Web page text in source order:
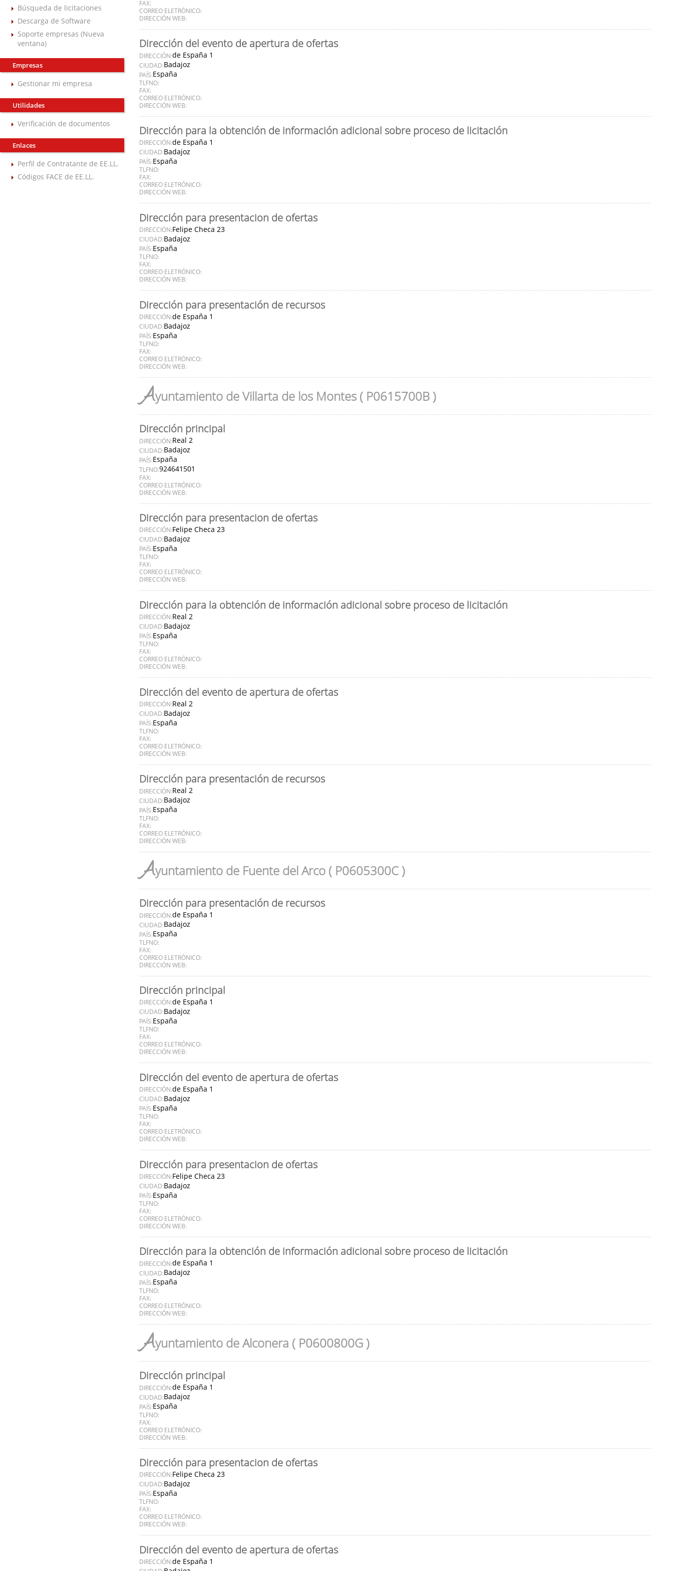
Búsqueda de licitaciones
Descarga de Software
Soporte empresas (Nueva
ventana)
Empresas
Gestionar mi empresa
Utilidades
Verificación de documentos
Enlaces
Perfil de Contratante de EE.LL.
Códigos FACE de EE.LL.
FAX:
CORREO ELETRÓNICO:
DIRECCIÓN WEB:
Dirección del evento de apertura de ofertas
DIRECCIÓN:de España 1
CIUDAD:Badajoz
PAÍS:España
TLFNO:
FAX:
CORREO ELETRÓNICO:
DIRECCIÓN WEB:
Dirección para la obtención de información adicional sobre proceso de licitación
DIRECCIÓN:de España 1
CIUDAD:Badajoz
PAÍS:España
TLFNO:
FAX:
CORREO ELETRÓNICO:
DIRECCIÓN WEB:
Dirección para presentacion de ofertas
DIRECCIÓN:Felipe Checa 23
CIUDAD:Badajoz
PAÍS:España
TLFNO:
FAX:
CORREO ELETRÓNICO:
DIRECCIÓN WEB:
Dirección para presentación de recursos
DIRECCIÓN:de España 1
CIUDAD:Badajoz
PAÍS:España
TLFNO:
FAX:
CORREO ELETRÓNICO:
DIRECCIÓN WEB:
Ayuntamiento de Villarta de los Montes ( P0615700B )
Dirección principal
DIRECCIÓN:Real 2
CIUDAD:Badajoz
PAÍS:España
TLFNO:924641501
FAX:
CORREO ELETRÓNICO:
DIRECCIÓN WEB:
Dirección para presentacion de ofertas
DIRECCIÓN:Felipe Checa 23
CIUDAD:Badajoz
PAÍS:España
TLFNO:
FAX:
CORREO ELETRÓNICO:
DIRECCIÓN WEB:
Dirección para la obtención de información adicional sobre proceso de licitación
DIRECCIÓN:Real 2
CIUDAD:Badajoz
PAÍS:España
TLFNO:
FAX:
CORREO ELETRÓNICO:
DIRECCIÓN WEB:
Dirección del evento de apertura de ofertas
DIRECCIÓN:Real 2
CIUDAD:Badajoz
PAÍS:España
TLFNO:
FAX:
CORREO ELETRÓNICO:
DIRECCIÓN WEB:
Dirección para presentación de recursos
DIRECCIÓN:Real 2
CIUDAD:Badajoz
PAÍS:España
TLFNO:
FAX:
CORREO ELETRÓNICO:
DIRECCIÓN WEB:
Ayuntamiento de Fuente del Arco ( P0605300C )
Dirección para presentación de recursos
DIRECCIÓN:de España 1
CIUDAD:Badajoz
PAÍS:España
TLFNO:
FAX:
CORREO ELETRÓNICO:
DIRECCIÓN WEB:
Dirección principal
DIRECCIÓN:de España 1
CIUDAD:Badajoz
PAÍS:España
TLFNO:
FAX:
CORREO ELETRÓNICO:
DIRECCIÓN WEB:
Dirección del evento de apertura de ofertas
DIRECCIÓN:de España 1
CIUDAD:Badajoz
PAÍS:España
TLFNO:
FAX:
CORREO ELETRÓNICO:
DIRECCIÓN WEB:
Dirección para presentacion de ofertas
DIRECCIÓN:Felipe Checa 23
CIUDAD:Badajoz
PAÍS:España
TLFNO:
FAX:
CORREO ELETRÓNICO:
DIRECCIÓN WEB:
Dirección para la obtención de información adicional sobre proceso de licitación
DIRECCIÓN:de España 1
CIUDAD:Badajoz
PAÍS:España
TLFNO:
FAX:
CORREO ELETRÓNICO:
DIRECCIÓN WEB:
Ayuntamiento de Alconera ( P0600800G )
Dirección principal
DIRECCIÓN:de España 1
CIUDAD:Badajoz
PAÍS:España
TLFNO:
FAX:
CORREO ELETRÓNICO:
DIRECCIÓN WEB:
Dirección para presentacion de ofertas
DIRECCIÓN:Felipe Checa 23
CIUDAD:Badajoz
PAÍS:España
TLFNO:
FAX:
CORREO ELETRÓNICO:
DIRECCIÓN WEB:
Dirección del evento de apertura de ofertas
DIRECCIÓN:de España 1